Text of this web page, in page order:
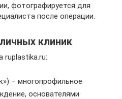
фотографируется для
после операции.
клиник
ruplastika.ru:
– многопрофильное
основателями